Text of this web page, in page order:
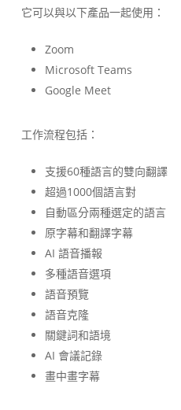
它可以與以下產品一起使用：
Zoom
Microsoft Teams
Google Meet
工作流程包括：
支援60種語言的雙向翻譯
超過1000個語言對
自動區分兩種選定的語言
原字幕和翻譯字幕
AI 語音播報
多種語音選項
語音預覽
語音克隆
關鍵詞和語境
AI 會議記錄
畫中畫字幕